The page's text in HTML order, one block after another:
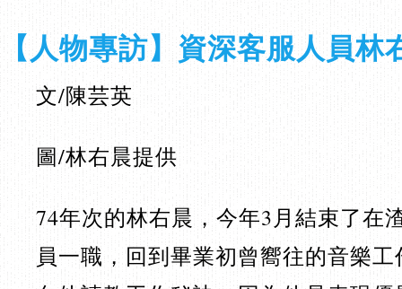
【人物專訪】資深客服人員林
文/陳芸英
圖/林右晨提供
74年次的林右晨，今年3月結束了在
員一職，回到畢業初曾嚮往的音樂